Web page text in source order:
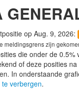
op Aug. 9, 2026:
meldingsgrens zijn
die onder de
of deze posities
In onderstaande
verbergen.